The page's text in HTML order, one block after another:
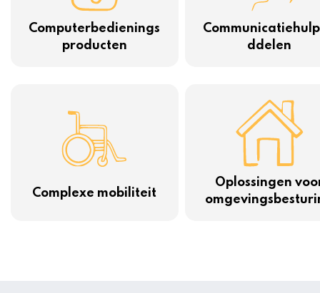
Computerbedienings
producten
ddelen
Complexe mobiliteit
Oplossingen